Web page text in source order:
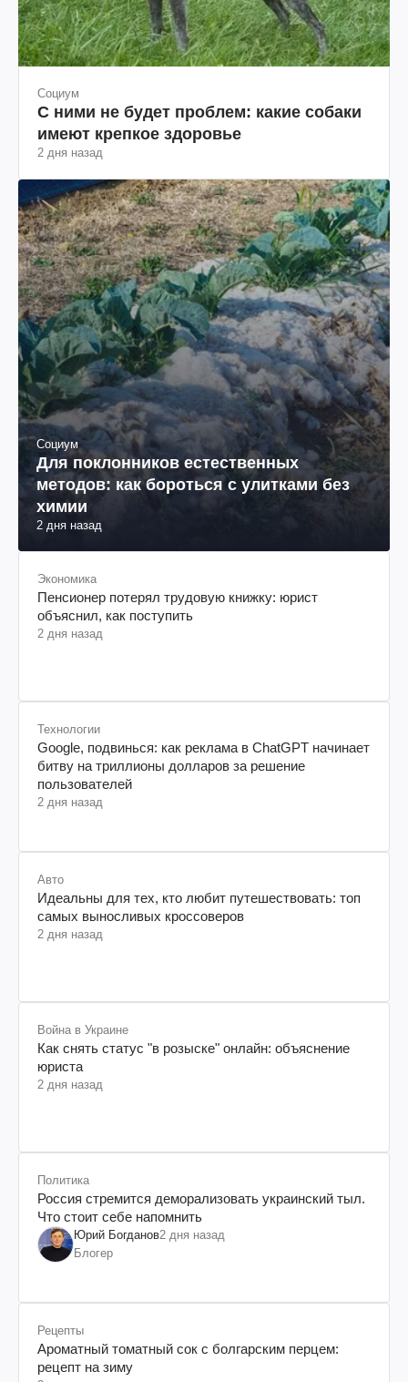
Социум
С ними не будет проблем: какие собаки
имеют крепкое здоровье
2 дня назад
Социум
Для поклонников естественных
методов: как бороться с улитками без
химии
2 дня назад
Экономика
Пенсионер потерял трудовую книжку: юрист
объяснил, как поступить
2 дня назад
Технологии
Google, подвинься: как реклама в ChatGPT начинает
битву на триллионы долларов за решение
пользователей
2 дня назад
Авто
Идеальны для тех, кто любит путешествовать: топ
самых выносливых кроссоверов
2 дня назад
Война в Украине
Как снять статус "в розыске" онлайн: объяснение
юриста
2 дня назад
Политика
Россия стремится деморализовать украинский тыл.
Что стоит себе напомнить
Юрий Богданов2 дня назад
Блогер
Рецепты
Ароматный томатный сок с болгарским перцем:
рецепт на зиму